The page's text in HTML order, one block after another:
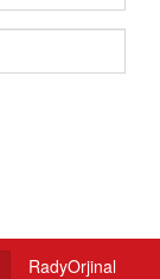
RadyOrjinal